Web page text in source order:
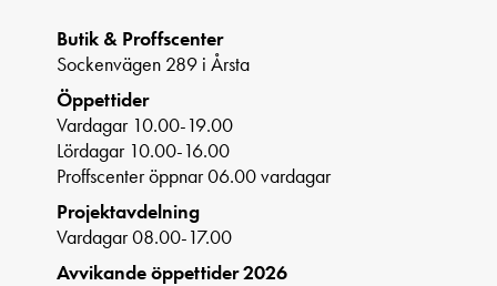
Butik & Proffscenter
Sockenvägen 289 i Årsta
Öppettider
Vardagar 10.00-19.00
Lördagar 10.00-16.00
Proffscenter öppnar 06.00 vardagar
Projektavdelning
Vardagar 08.00-17.00
Avvikande öppettider 2026